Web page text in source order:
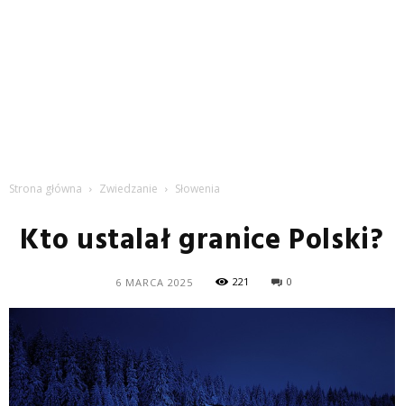
Strona główna Zwiedzanie Słowenia
Kto ustalał granice Polski?
6 MARCA 2025 221 0